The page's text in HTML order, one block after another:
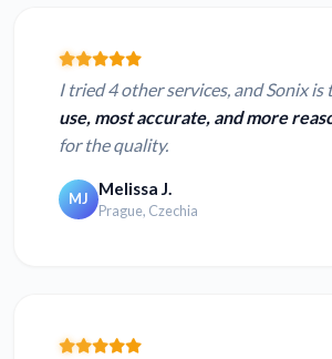
I tried 4 other services, and Sonix is
use, most accurate, and more
for the quality.
MJ Melissa J.
Prague, Czechia